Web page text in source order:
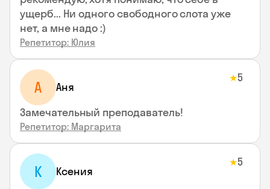
ущерб... Ни одного свободного слота уже
нет, а мне надо :)
Репетитор: Юлия
А Аня
★5
Замечательный преподаватель!
Репетитор: Маргарита
К Ксения
★5